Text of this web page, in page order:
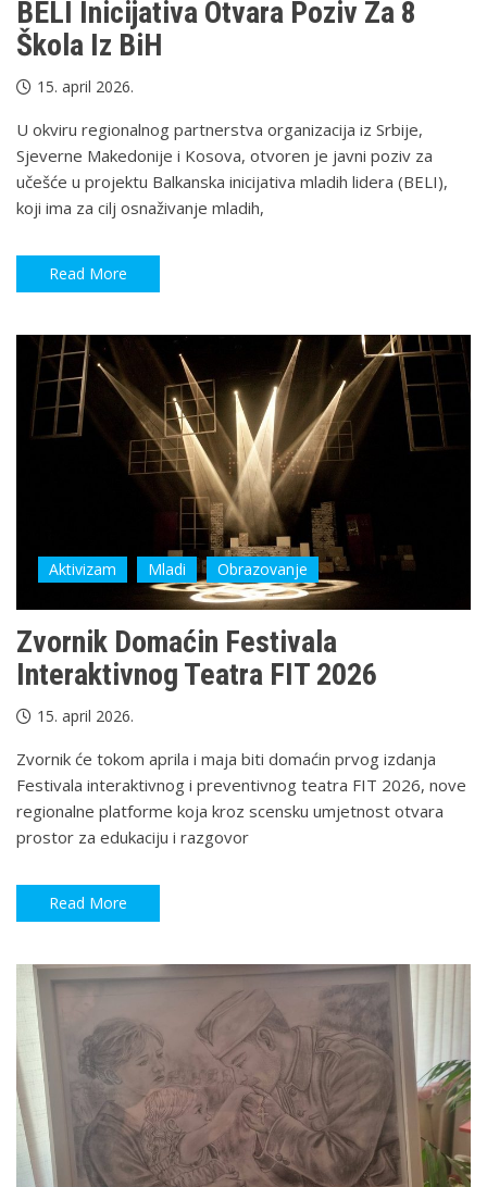
BELI Inicijativa Otvara Poziv Za 8
Škola Iz BiH
15. april 2026.
U okviru regionalnog partnerstva organizacija iz Srbije,
Sjeverne Makedonije i Kosova, otvoren je javni poziv za
učešće u projektu Balkanska inicijativa mladih lidera (BELI),
koji ima za cilj osnaživanje mladih,
Read More
Aktivizam Mladi Obrazovanje
Zvornik Domaćin Festivala
Interaktivnog Teatra FIT 2026
15. april 2026.
Zvornik će tokom aprila i maja biti domaćin prvog izdanja
Festivala interaktivnog i preventivnog teatra FIT 2026, nove
regionalne platforme koja kroz scensku umjetnost otvara
prostor za edukaciju i razgovor
Read More